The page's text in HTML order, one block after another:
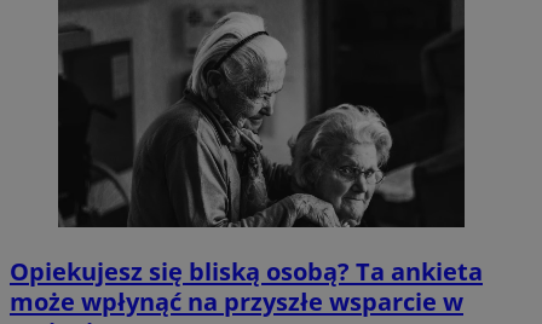
Opiekujesz się bliską osobą? Ta ankieta
może wpłynąć na przyszłe wsparcie w